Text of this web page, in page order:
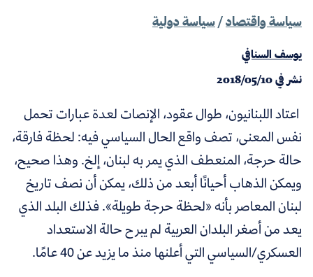
سياسة واقتصاد/ سياسة دولية
يوسف السنافي
نشر في2018/05/10
اعتاد اللبنانيون، طوال عقود، الإنصات لعدة عبارات تحمل
نفس المعنى، تصف واقع الحال السياسي فيه: لحظة فارقة،
حالة حرجة، المنعطف الذي يمر به لبنان، إلخ. وهذا صحيح،
ويمكن الذهاب أحيانًا أبعد من ذلك، يمكن أن نصف تاريخ
لبنان المعاصر بأنه «لحظة حرجة طويلة». فذلك البلد الذي
يعد من أصغر البلدان العربية لم يبرح حالة الاستعداد
العسكري/السياسي التي أعلنها منذ ما يزيد عن 40 عامًا.